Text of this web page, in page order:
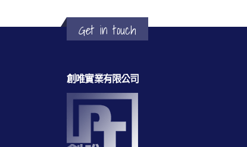
Get in touch
創唯實業有限公司